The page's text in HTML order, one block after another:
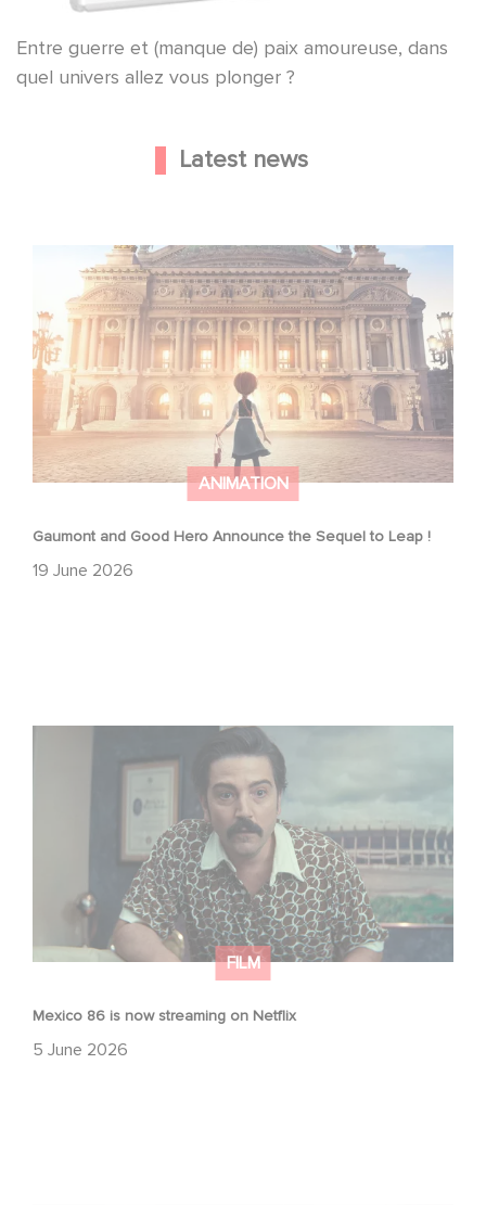
Entre guerre et (manque de) paix amoureuse, dans
quel univers allez vous plonger ?
Latest news
ANIMATION
Gaumont and Good Hero Announce the Sequel to Leap !
19 June 2026
Gaumont and Good Hero Announce the Sequel to Leap !
FILM
Mexico 86 is now streaming on Netflix
5 June 2026
Mexico 86 is now streaming on Netflix